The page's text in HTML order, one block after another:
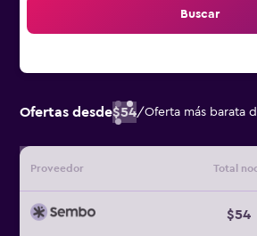
Buscar
Ofertas desde$54/Oferta más barata
Proveedor Total
$54